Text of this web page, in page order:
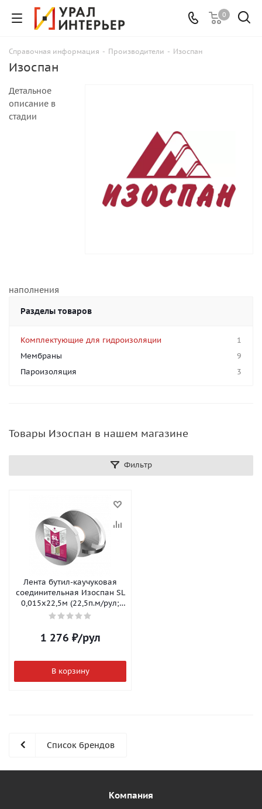
0
Справочная информация - Производители - Изоспан
Изоспан
Детальное
описание в
стадии
наполнения
Разделы товаров
Комплектующие для гидроизоляции
1
Мембраны
9
Пароизоляция
3
Товары Изоспан в нашем магазине
Фильтр
Лента бутил-каучуковая
соединительная Изоспан SL
0,015х22,5м (22,5п.м/рул;
2рул/уп)
1 276 ₽/рул
В корзину
Список брендов
Компания